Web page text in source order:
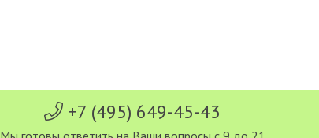
+7 (495) 649-45-43